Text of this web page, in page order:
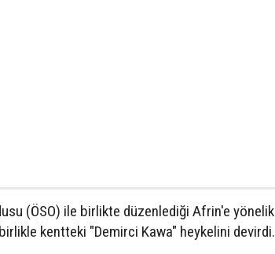
(ÖSO) ile birlikte düzenlediği Afrin'e yönelik
kentteki "Demirci Kawa" heykelini devirdi.